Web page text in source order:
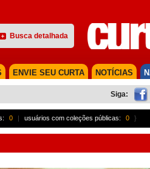
Busca detalhada
NOTÍCIAS
ENVIE SEU CURTA
Siga:
0 | usuários com coleções públicas: 0 }